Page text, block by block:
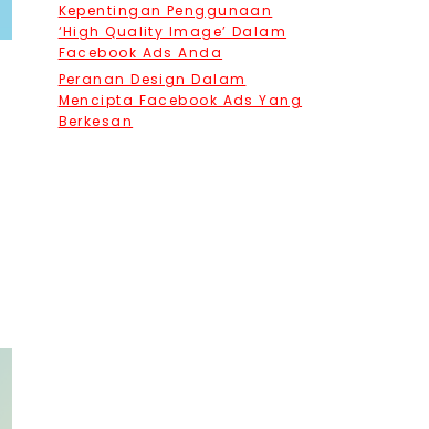
Kepentingan Penggunaan
‘High Quality Image’ Dalam
Facebook Ads Anda
Peranan Design Dalam
Mencipta Facebook Ads Yang
Berkesan